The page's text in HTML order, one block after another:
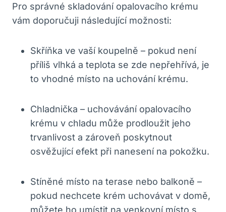
Pro správné skladování opalovacího krému
vám doporučuji následující možnosti:
Skříňka ve vaší koupelně – pokud není
příliš vlhká a teplota se zde nepřehřívá, je
to vhodné místo na uchování krému.
Chladnička – uchovávání opalovacího
krému v chladu může prodloužit jeho
trvanlivost a zároveň poskytnout
osvěžující efekt při nanesení na pokožku.
Stíněné místo na terase nebo balkoně –
pokud nechcete krém uchovávat v domě,
můžete ho umístit na venkovní místo s